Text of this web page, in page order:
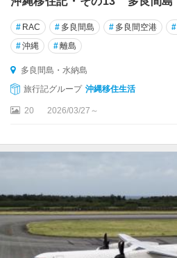
島
伊
良
部
・
地
古
島
八
# RAC # 多良間島 # 多良間空港 #
#沖縄 #離島
多良間島・水納島
旅行記グループ 沖縄移住生活
20 2026/03/27～